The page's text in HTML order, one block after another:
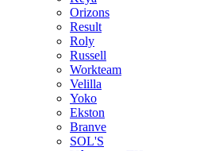
Orizons
Result
Roly
Russell
Workteam
Velilla
Yoko
Ekston
Branve
SOL'S